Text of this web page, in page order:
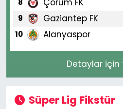
8 Çorum FK
9 Gaziantep FK
10 Alanyaspor
Detaylar için
Süper Lig Fikstür